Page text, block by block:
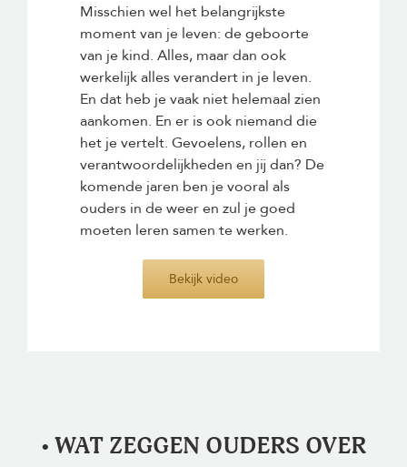
Misschien wel het belangrijkste
moment van je leven: de geboorte
van je kind. Alles, maar dan ook
werkelijk alles verandert in je leven.
En dat heb je vaak niet helemaal zien
aankomen. En er is ook niemand die
het je vertelt. Gevoelens, rollen en
verantwoordelijkheden en jij dan? De
komende jaren ben je vooral als
ouders in de weer en zul je goed
moeten leren samen te werken.
Bekijk video
• WAT ZEGGEN OUDERS OVER